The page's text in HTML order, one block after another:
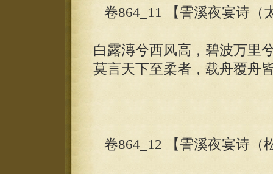
卷864_11 【霅溪夜宴诗（
白露漙兮西风高，碧波万里
莫言天下至柔者，载舟覆舟
卷864_12 【霅溪夜宴诗（